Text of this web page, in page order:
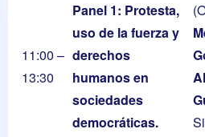
11:00 –
13:30
Panel 1: Protesta,
uso de la fuerza y
derechos
humanos en
sociedades
democráticas.